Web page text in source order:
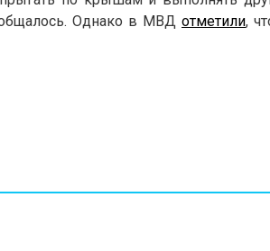
Однако в МВД отметили,